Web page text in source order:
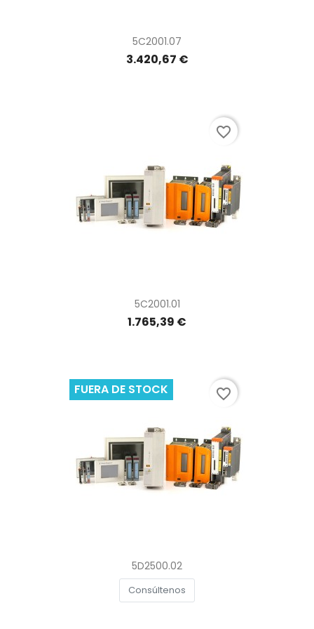
5C2001.07
3.420,67 €
5C2001.01
1.765,39 €
favorite_border
5D2500.02
Consúltenos
FUERA DE STOCK favorite_border